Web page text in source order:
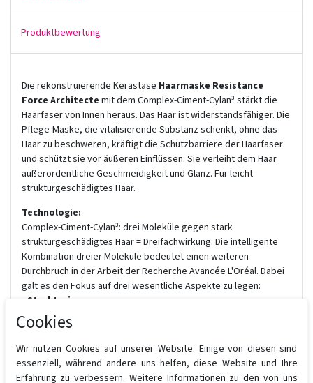
Produktbewertung
Die rekonstruierende Kerastase Haarmaske Resistance
Force Architecte mit dem Complex-Ciment-Cylan³ stärkt die
Haarfaser von Innen heraus. Das Haar ist widerstandsfähiger. Die
Pflege-Maske, die vitalisierende Substanz schenkt, ohne das
Haar zu beschweren, kräftigt die Schutzbarriere der Haarfaser
und schützt sie vor äußeren Einflüssen. Sie verleiht dem Haar
außerordentliche Geschmeidigkeit und Glanz. Für leicht
strukturgeschädigtes Haar.
Technologie:
Complex-Ciment-Cylan³: drei Moleküle gegen stark
strukturgeschädigtes Haar = Dreifachwirkung: Die intelligente
Kombination dreier Moleküle bedeutet einen weiteren
Durchbruch in der Arbeit der Recherche Avancée L'Oréal. Dabei
galt es den Fokus auf drei wesentliche Aspekte zu legen:
- Strukturieren
- Auffüllen
- Zusammenhalten
Inhaltsstoffe:
Intra-CylaneTM:Dieses Molekül arbeitet im Zweischritt-
Cookies
Wir nutzen Cookies auf unserer Website. Einige von diesen sind
essenziell, während andere uns helfen, diese Website und Ihre
Erfahrung zu verbessern. Weitere Informationen zu den von uns